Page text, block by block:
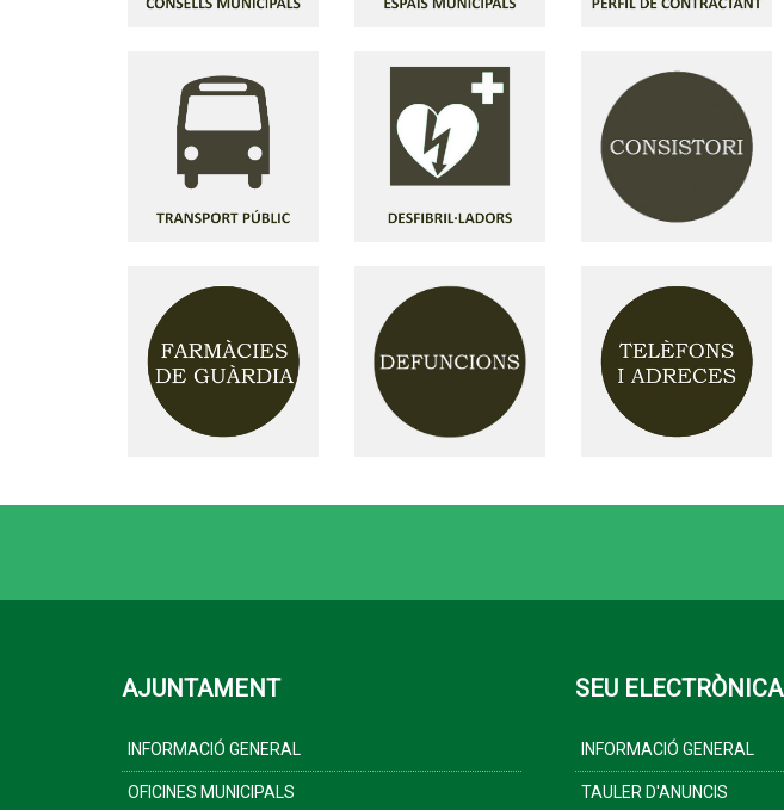
AJUNTAMENT
INFORMACIÓ GENERAL
OFICINES MUNICIPALS
SEU ELECTRÒNICA
INFORMACIÓ GENERAL
TAULER D'ANUNCIS